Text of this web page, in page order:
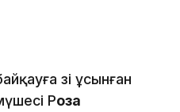
өзі ұсынған
Роза